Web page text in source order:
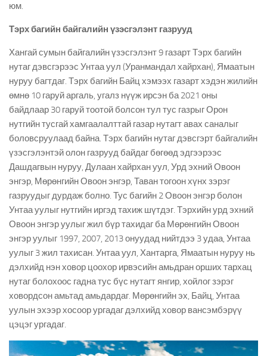
юм.
Тэрх багийн байгалийн үзэсгэлэнт газрууд
Хангай сумын байгалийн үзэсгэлэнт 9 газарт Тэрх багийн
нутаг дэвсгэрээс Унтаа уул (Уранмандал хайрхан), Ямаатын
нуруу багтдаг. Тэрх багийн Байц хэмээх газарт хэдэн жилийн
өмнө 10 гаруй аргаль, угалз нүүж ирсэн ба 2021 оны
байдлаар 30 гаруй тоотой болсон тул тус газрыг Орон
нутгийн тусгай хамгаалалттай газар нутагт авах саналыг
боловсруулаад байна. Тэрх багийн нутаг дэвсгэрт байгалийн
үзэсгэлэнтэй олон газрууд байдаг бөгөөд эдгээрээс
Дашдагвын нуруу, Дулаан хайрхан уул, Урд эхний Овоон
энгэр, Мөрөнгийн Овоон энгэр, Таван тогоон хүнх зэрэг
газруудыг дурдаж болно. Тус багийн 2 Овоон энгэр болон
Унтаа уулыг нутгийн иргэд тахиж шүтдэг. Тэрхийн урд эхний
Овоон энгэр уулыг жил бүр тахидаг ба Мөрөнгийн Овоон
энгэр уулыг 1997, 2007, 2013 онуудад нийтдээ 3 удаа, Унтаа
уулыг 3 жил тахисан. Унтаа уул, Хантарга, Ямаатын нуруу нь
дэлхийд нэн ховор цоохор ирвэсийн амьдран орших тархац
нутаг болохоос гадна тус бүс нутагт янгир, хойлог зэрэг
ховордсон амьтад амьдардаг. Мөрөнгийн эх, Байц, Унтаа
уулын эхээр хосоор ургадаг дэлхийд ховор вансэмбэрүү
цэцэг ургадаг.